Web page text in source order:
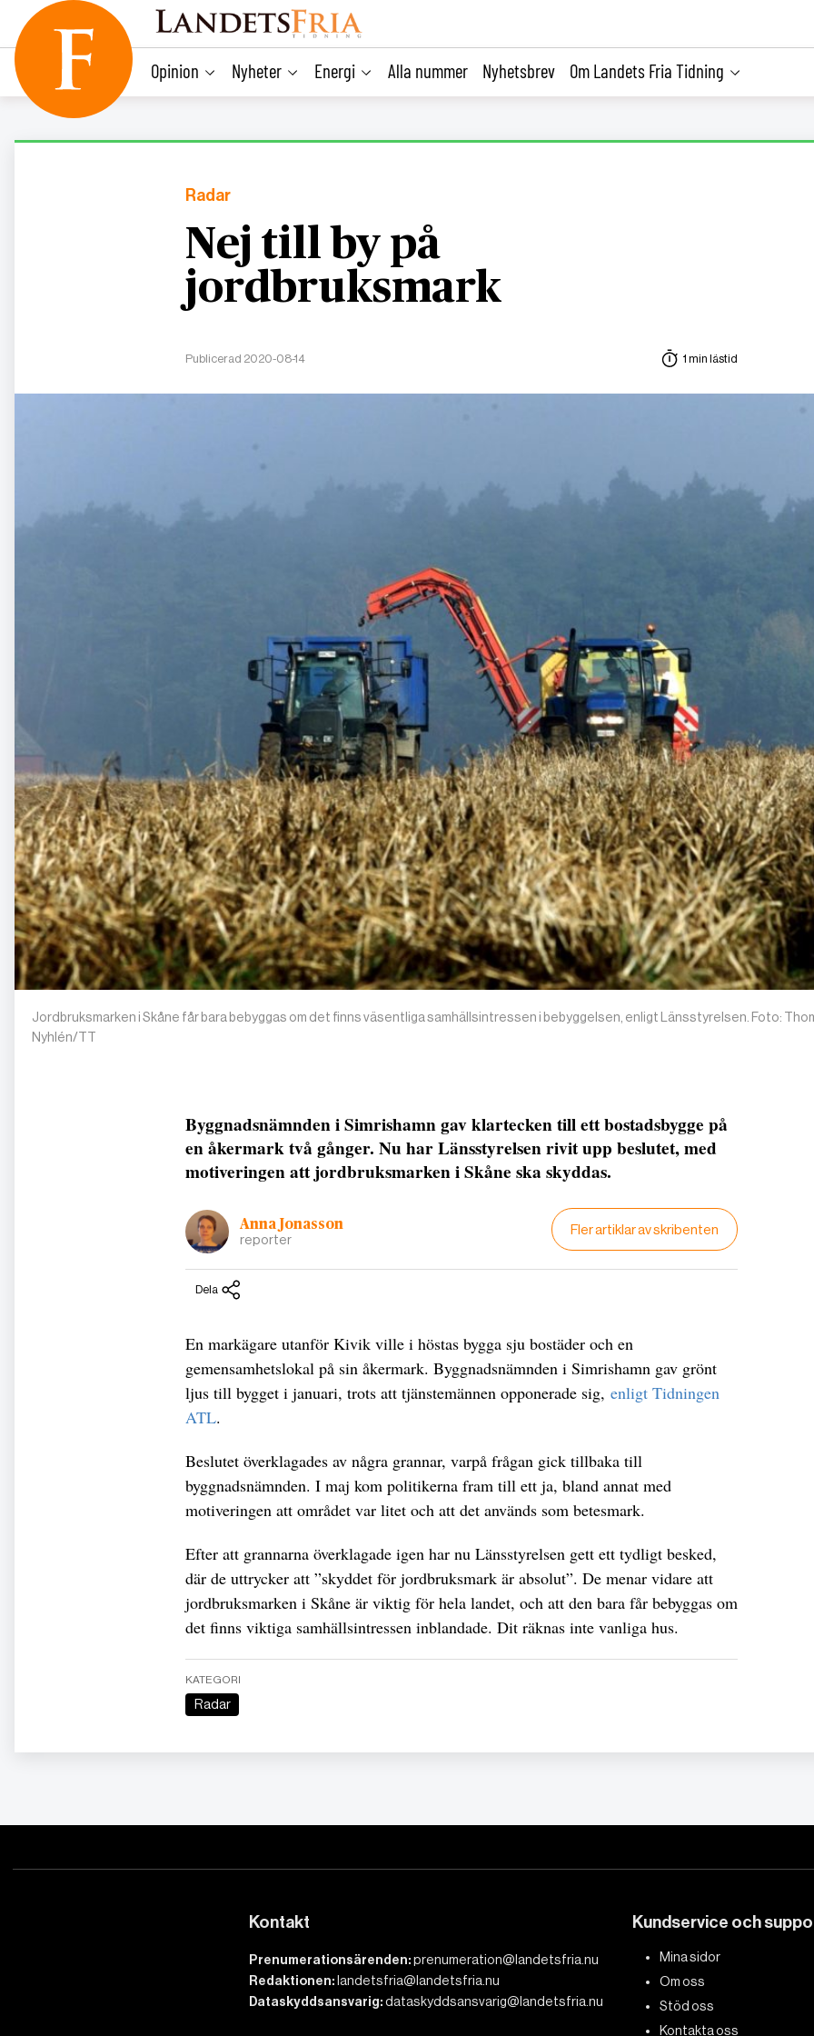
content
Opinion Nyheter Energi Alla nummer Nyhetsbrev Om Landets Fria Tidning
Radar
Nej till by på
jordbruksmark
Publicerad 2020-08-14 1 min lästid
Jordbruksmarken i Skåne får bara bebyggas om det finns väsentliga samhällsintressen i bebyggelsen, enligt Länsstyrelsen. Foto:
Nyhlén/TT
Byggnadsnämnden i Simrishamn gav klartecken till ett bostadsbygge på
en åkermark två gånger. Nu har Länsstyrelsen rivit upp beslutet, med
motiveringen att jordbruksmarken i Skåne ska skyddas.
Anna Jonasson
reporter
Fler artiklar av skribenten
Dela
En markägare utanför Kivik ville i höstas bygga sju bostäder och en
gemensamhetslokal på sin åkermark. Byggnadsnämnden i Simrishamn gav grönt
ljus till bygget i januari, trots att tjänstemännen opponerade sig, enligt Tidningen
ATL.
Beslutet överklagades av några grannar, varpå frågan gick tillbaka till
byggnadsnämnden. I maj kom politikerna fram till ett ja, bland annat med
motiveringen att området var litet och att det används som betesmark.
Efter att grannarna överklagade igen har nu Länsstyrelsen gett ett tydligt besked,
där de uttrycker att ”skyddet för jordbruksmark är absolut”. De menar vidare att
jordbruksmarken i Skåne är viktig för hela landet, och att den bara får bebyggas om
det finns viktiga samhällsintressen inblandade. Dit räknas inte vanliga hus.
KATEGORI
Radar
Kontakt
Prenumerationsärenden:prenumeration@landetsfria.nu
Redaktionen: landetsfria@landetsfria.nu
Dataskyddsansvarig:dataskyddsansvarig@landetsfria.nu
Kundservice och
Mina sidor
Om oss
Stöd oss
Kontakta oss